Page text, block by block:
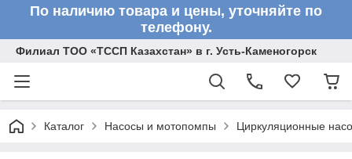
По наличию товара и цены, уточняйте по
телефону.
Филиал ТОО «ТССП Казахстан» в г. Усть-Каменогорск
Каталог Насосы и мотопомпы Циркуляционные